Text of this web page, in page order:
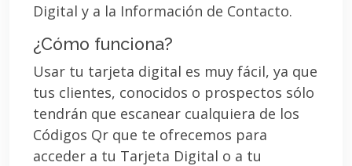
Digital y a la Información de Contacto.
¿Cómo funciona?
Usar tu tarjeta digital es muy fácil, ya que
tus clientes, conocidos o prospectos sólo
tendrán que escanear cualquiera de los
Códigos Qr que te ofrecemos para
acceder a tu Tarjeta Digital o a tu